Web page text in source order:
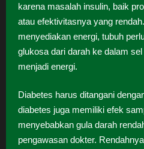
karena masalah insulin, baik
atau efektivitasnya yang
menyediakan energi, tubuh
glukosa dari darah ke dalam
menjadi energi.
Diabetes harus ditangani
diabetes juga memiliki efek
menyebabkan gula darah
pengawasan dokter.